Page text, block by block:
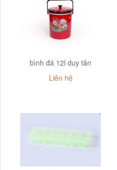
bình đá 12l duy tân
Liên hệ